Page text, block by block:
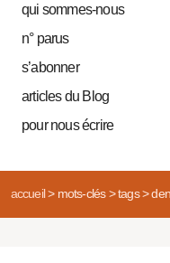
qui sommes-nous
n° parus
s’abonner
articles du Blog
pour nous écrire
accueil> mots-clés> tags>